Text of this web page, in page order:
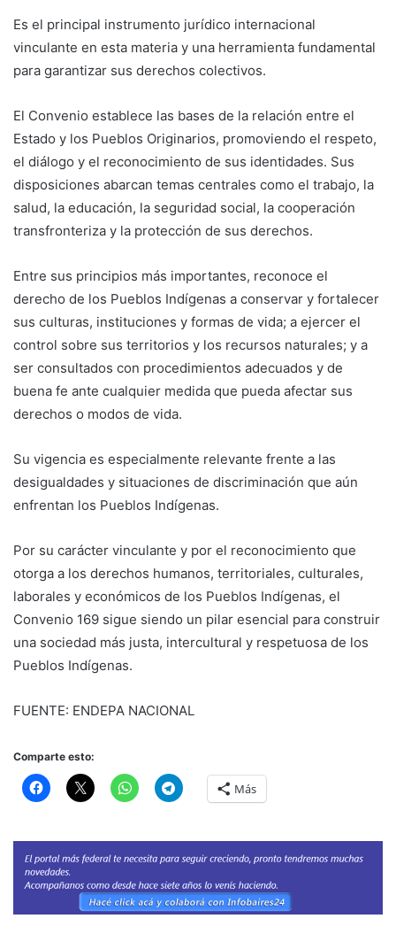
Es el principal instrumento jurídico internacional
vinculante en esta materia y una herramienta fundamental
para garantizar sus derechos colectivos.
El Convenio establece las bases de la relación entre el
Estado y los Pueblos Originarios, promoviendo el respeto,
el diálogo y el reconocimiento de sus identidades. Sus
disposiciones abarcan temas centrales como el trabajo, la
salud, la educación, la seguridad social, la cooperación
transfronteriza y la protección de sus derechos.
Entre sus principios más importantes, reconoce el
derecho de los Pueblos Indígenas a conservar y fortalecer
sus culturas, instituciones y formas de vida; a ejercer el
control sobre sus territorios y los recursos naturales; y a
ser consultados con procedimientos adecuados y de
buena fe ante cualquier medida que pueda afectar sus
derechos o modos de vida.
Su vigencia es especialmente relevante frente a las
desigualdades y situaciones de discriminación que aún
enfrentan los Pueblos Indígenas.
Por su carácter vinculante y por el reconocimiento que
otorga a los derechos humanos, territoriales, culturales,
laborales y económicos de los Pueblos Indígenas, el
Convenio 169 sigue siendo un pilar esencial para construir
una sociedad más justa, intercultural y respetuosa de los
Pueblos Indígenas.
FUENTE: ENDEPA NACIONAL
Comparte esto:
Más